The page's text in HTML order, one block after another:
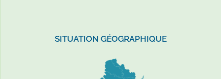
SITUATION GÉOGRAPHIQUE